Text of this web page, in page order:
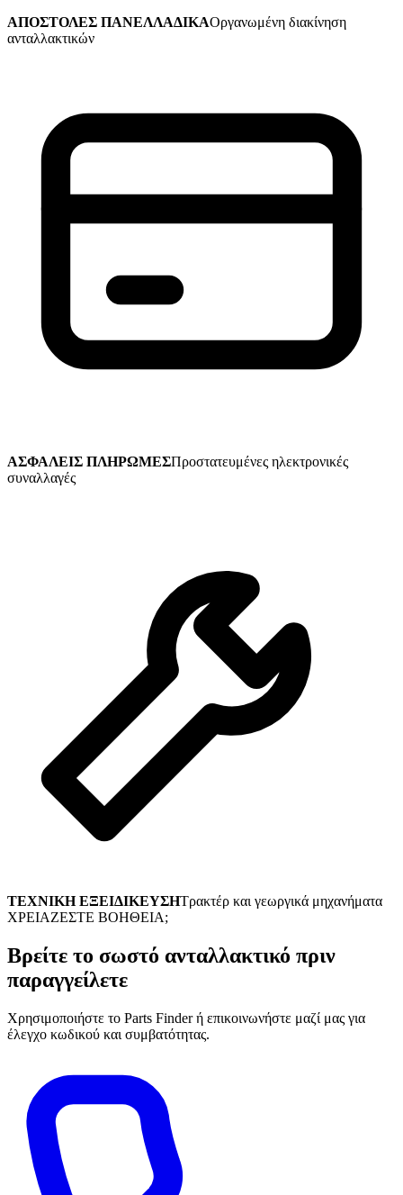
ΑΠΟΣΤΟΛΕΣ ΠΑΝΕΛΛΑΔΙΚΑΟργανωμένη διακίνηση
ανταλλακτικών
ΑΣΦΑΛΕΙΣ ΠΛΗΡΩΜΕΣΠροστατευμένες ηλεκτρονικές
συναλλαγές
ΤΕΧΝΙΚΗ ΕΞΕΙΔΙΚΕΥΣΗΤρακτέρ και γεωργικά μηχανήματα
ΧΡΕΙΑΖΕΣΤΕ ΒΟΗΘΕΙΑ;
Βρείτε το σωστό ανταλλακτικό πριν
παραγγείλετε
Χρησιμοποιήστε το Parts Finder ή επικοινωνήστε μαζί μας για
έλεγχο κωδικού και συμβατότητας.